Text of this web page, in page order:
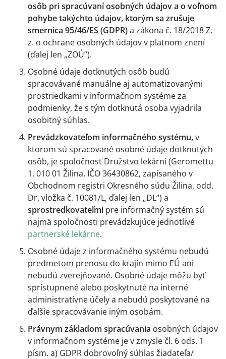
osôb pri spracúvaní osobných údajov a o voľnom
pohybe takýchto údajov, ktorým sa zrušuje
smernica 95/46/ES (GDPR)a zákona č. 18/2018 Z.
z. o ochrane osobných údajov v platnom znení
(ďalej len „ZOÚ“).
Osobné údaje dotknutých osôb budú
spracovávané manuálne aj automatizovanými
prostriedkami v informačnom systéme za
podmienky, že s tým dotknutá osoba vyjadrila
osobitný súhlas.
Prevádzkovateľom informačného systému,v
ktorom sú spracované osobné údaje dotknutých
osôb, je spoločnosť Družstvo lekární (Geromettu
1, 010 01 Žilina, IČO 36430862, zapísaného v
Obchodnom registri Okresného súdu Žilina, odd.
Dr, vložka č. 10081/L, ďalej len „DL“) a
sprostredkovateľmi pre informačný systém sú
najmä spoločnosti prevádzkujúce jednotlivé
partnerské lekárne.
Osobné údaje z informačného systému nebudú
predmetom prenosu do krajín mimo EÚ ani
nebudú zverejňované. Osobné údaje môžu byť
sprístupnené alebo poskytnuté na interné
administratívne účely a nebudú poskytované na
ďalšie spracovávanie iným osobám.
Právnym základom spracúvania osobných údajov
v informačnom systéme je v zmysle čl. 6 ods. 1
písm. a) GDPR dobrovoľný súhlas žiadateľa/